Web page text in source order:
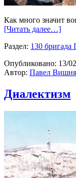
Как много значит
[Читать далее…]
Раздел: 130
Опубликовано: 13/
Автор: Павел
Диалектизм